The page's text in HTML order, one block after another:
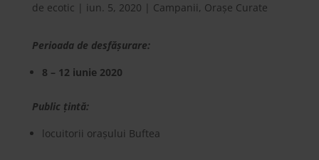
de ecotic | iun. 5, 2020 | Campanii, Orașe Curate
Perioada de desfășurare:
8 – 12 iunie 2020
Public țintă:
locuitorii orașului Buftea